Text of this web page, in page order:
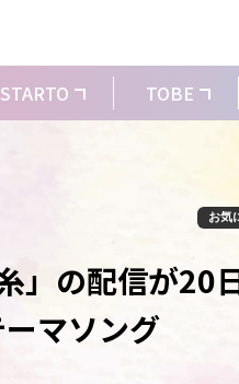
STARTO TOBE
お気
」の配信が20
マソング